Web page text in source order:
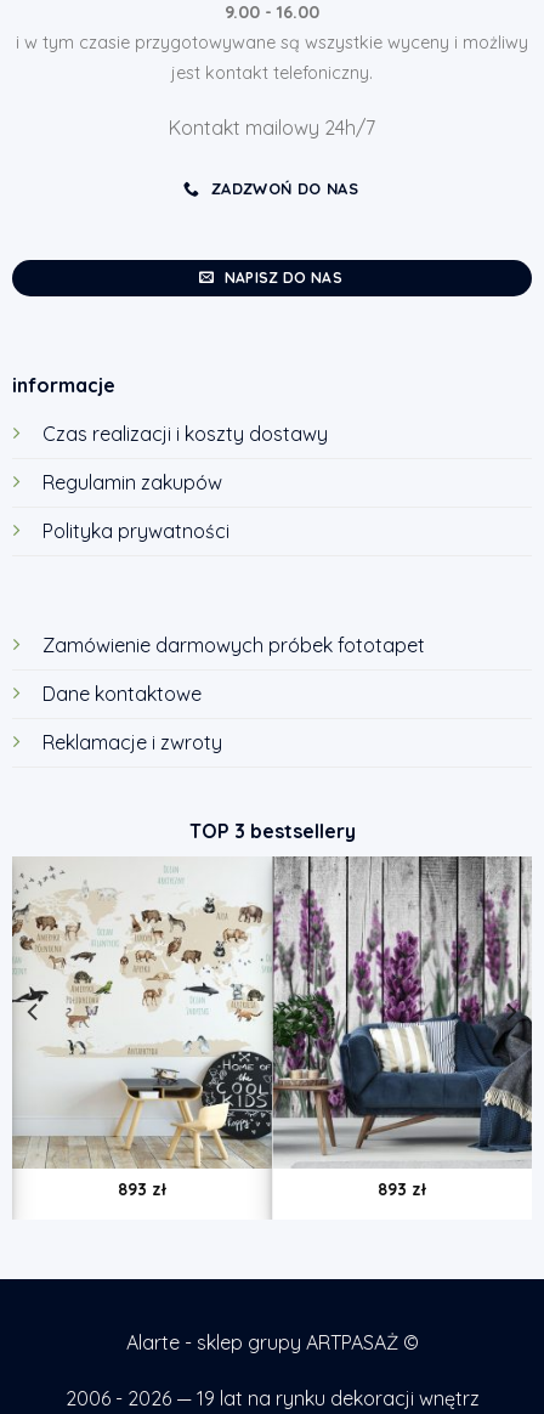
9.00 - 16.00
i w tym czasie przygotowywane są wszystkie wyceny i możliwy
jest kontakt telefoniczny.
Kontakt mailowy 24h/7
ZADZWOŃ DO NAS
NAPISZ DO NAS
informacje
Czas realizacji i koszty dostawy
Regulamin zakupów
Polityka prywatności
Zamówienie darmowych próbek fototapet
Dane kontaktowe
Reklamacje i zwroty
TOP 3 bestsellery
893 zł 893 zł
Alarte - sklep grupy ARTPASAŻ ©
2006 - 2026 — 19 lat na rynku dekoracji wnętrz